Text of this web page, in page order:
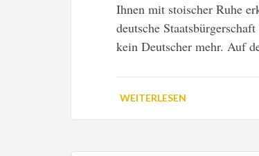
Ihnen mit stoischer Ruhe
deutsche
kein Deutscher mehr. Auf
WEITERLESEN